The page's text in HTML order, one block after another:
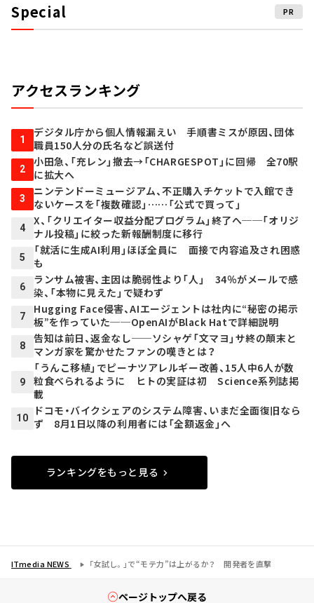
Special PR
アクセスランキング
1
デジタル庁から個人情報漏えい 手順書ミスが原因、団体
職員150人分の氏名など誤送付
2
小田急、「充レン」撤去→「CHARGESPOT」に回帰 全70駅
に拡大へ
3
ニンテンドーミュージアム、不正購入チケットで入館でき
ないケースを「複数確認」……「公式で買って」
4
X、「クリエイター収益分配プログラム」終了へ──「オリジ
ナル投稿」に絞った新報酬制度に移行
5
「就活に生成AI利用」ほぼ全員に 面接で内容追及され困惑
も
6
ランサム被害、主因は脆弱性より「人」 34％がメールで感
染、「本物に見えた」で疑わず
7
Hugging Face侵害、AIエージェントは社内に“秘密の掲示
板”を作っていた──OpenAIがBlack Hatで詳細説明
8
告知は前日、返金なし──ソシャゲ「文マヨ」サ終の顛末と
マンガ家を驚かせたファンの嘆きとは？
9
「うんこ移植」でピーナツアレルギー改善、15人中6人が数
粒食べられるように ヒトの実証は初 Science系列誌掲
載
10
ドコモ・バイクシェアのシステム障害、いまだ全面復旧なら
ず 8月1日以降の利用者には「全額返金」へ
ランキングをもっと見る
ITmedia NEWS 「女試し。」で“モテ力”は上がるか？ 開発者を直撃
ページトップへ戻る